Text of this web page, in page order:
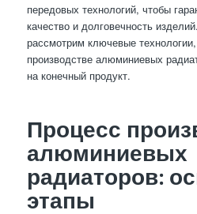
передовых технологий, чтобы
качество и долговечность
рассмотрим ключевые
производстве алюминиевых
на конечный продукт.
Процесс
алюминиевых
радиаторов:
этапы